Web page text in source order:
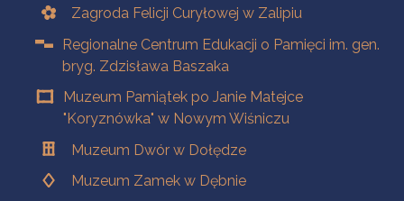
Zagroda Felicji Curyłowej w Zalipiu
Regionalne Centrum Edukacji o Pamięci im. gen.
bryg. Zdzisława Baszaka
Muzeum Pamiątek po Janie Matejce
"Koryznówka" w Nowym Wiśniczu
Muzeum Dwór w Dołędze
Muzeum Zamek w Dębnie